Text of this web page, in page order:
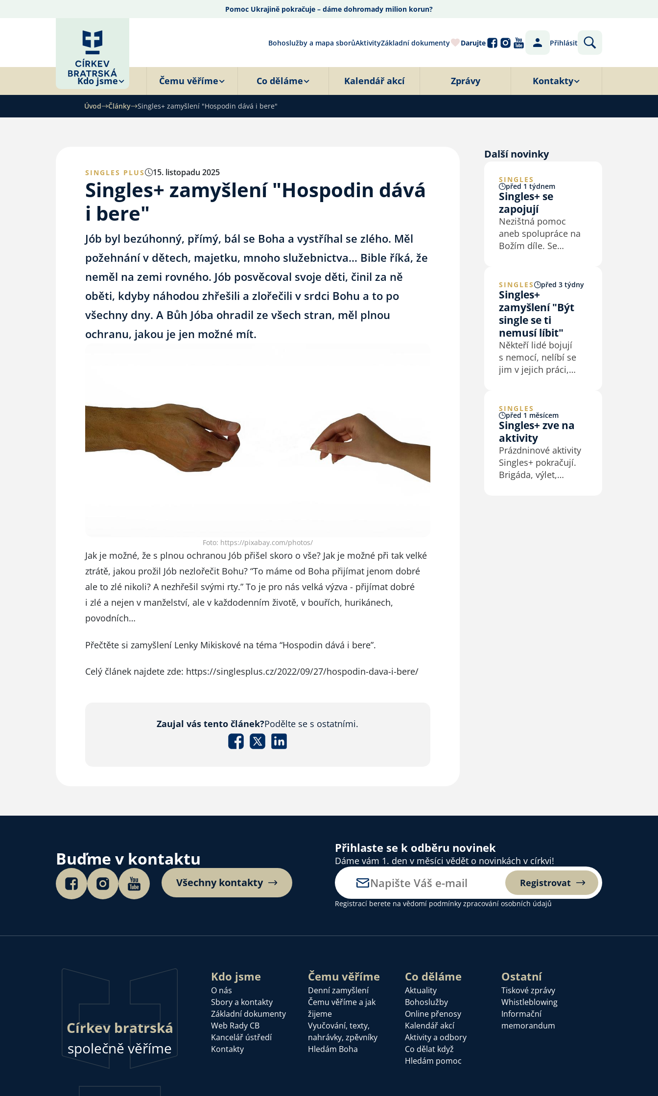
Pomoc Ukrajině pokračuje – dáme dohromady milion korun?
Bohoslužby a mapa sborůAktivityZákladní dokumenty Darujte Přihlásit
Kdo jsme Čemu věříme Co děláme Kalendář akcí Zprávy Kontakty
Úvod Články Singles+ zamyšlení "Hospodin dává i bere"
SINGLES PLUS 15. listopadu 2025
Singles+ zamyšlení "Hospodin dává
i bere"
Jób byl bezúhonný, přímý, bál se Boha a vystříhal se zlého. Měl
požehnání v dětech, majetku, mnoho služebnictva… Bible říká, že
neměl na zemi rovného. Jób posvěcoval svoje děti, činil za ně
oběti, kdyby náhodou zhřešili a zlořečili v srdci Bohu a to po
všechny dny. A Bůh Jóba ohradil ze všech stran, měl plnou
ochranu, jakou je jen možné mít.
Foto: https://pixabay.com/photos/
Jak je možné, že s plnou ochranou Jób přišel skoro o vše? Jak je možné při tak velké
ztrátě, jakou prožil Jób nezlořečit Bohu? “To máme od Boha přijímat jenom dobré
ale to zlé nikoli? A nezhřešil svými rty.” To je pro nás velká výzva - přijímat dobré
i zlé a nejen v manželství, ale v každodenním životě, v bouřích, hurikánech,
povodních…
Přečtěte si zamyšlení Lenky Mikiskové na téma “Hospodin dává i bere”.
Celý článek najdete zde: https://singlesplus.cz/2022/09/27/hospodin-dava-i-bere/
Zaujal vás tento článek?Podělte se s ostatními.
Další novinky
SINGLES
před 1 týdnem
Singles+ se
zapojují
Nezištná pomoc
aneb spolupráce na
Božím díle. Se
se dali Bohu i církvi
k dispozici - brigády,
misijní výjezdy,
Andělský strom,
České ruce pro Izrael
a další. Přidej se!
SINGLES před 3 týdny
Singles+
zamyšlení "Být
single se ti
nemusí líbit"
Někteří lidé bojují
s nemocí, nelíbí se
jim v jejich práci,
mnoha lidem zemřel
někdo blízký… Je
v pořádku, že se ti
nelíbí okolnosti
a situace, ve kterých
se právě nacházíš!
A zároveň…
SINGLES
před 1 měsícem
Singles+ zve na
aktivity
Prázdninové aktivity
Singles+ pokračují.
Brigáda, výlet,
Buďme v kontaktu
Všechny kontakty
Přihlaste se k odběru novinek
Dáme vám 1. den v měsíci vědět o novinkách v církvi!
Registrovat
Registrací berete na vědomí podmínky zpracování osobních údajů
Církev bratrská
společně věříme
Kdo jsme
O nás
Sbory a kontakty
Základní dokumenty
Web Rady CB
Kancelář ústředí
Kontakty
Čemu věříme
Denní zamyšlení
Čemu věříme a jak
žijeme
Vyučování, texty,
nahrávky, zpěvníky
Hledám Boha
Co děláme
Aktuality
Bohoslužby
Online přenosy
Kalendář akcí
Aktivity a odbory
Co dělat když
Hledám pomoc
Ostatní
Tiskové zprávy
Whistleblowing
Informační
memorandum